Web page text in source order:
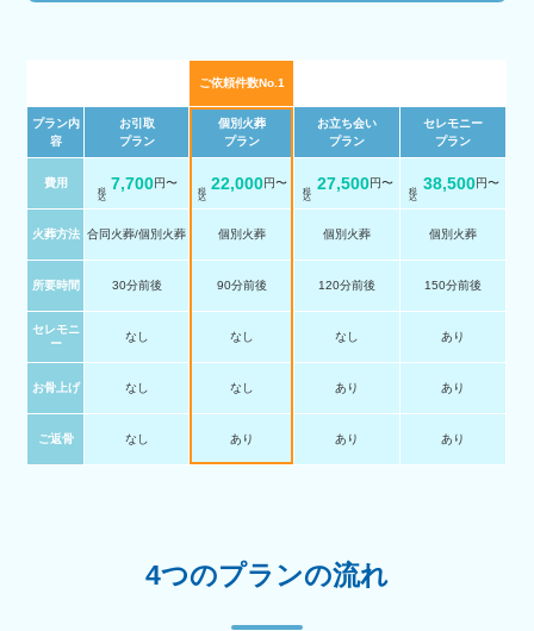
ご依頼件数No.1
プラン内
容
お引取
プラン
個別火葬
プラン
お立ち会い
プラン
セレモニー
プラン
費用 7,700円〜 22,000円〜 27,500円〜 38,500円〜
火葬方法 合同火葬/個別火葬 個別火葬 個別火葬 個別火葬
所要時間 30分前後 90分前後 120分前後 150分前後
セレモニ
ー
なし なし なし あり
お骨上げ なし なし あり あり
ご返骨 なし あり あり あり
4つのプランの流れ